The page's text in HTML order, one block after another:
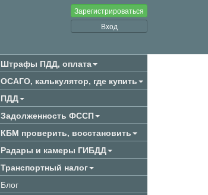
Зарегистрироваться
Вход
Штрафы ПДД, оплата
ОСАГО, калькулятор, где купить
ПДД
Задолженность ФССП
КБМ проверить, восстановить
Радары и камеры ГИБДД
Транспортный налог
Блог